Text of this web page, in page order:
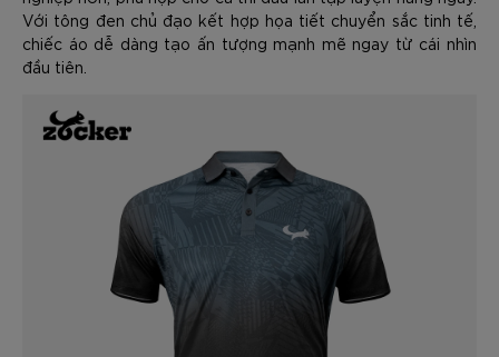
Với tông đen chủ đạo kết hợp họa tiết chuyển sắc tinh tế,
chiếc áo dễ dàng tạo ấn tượng mạnh mẽ ngay từ cái nhìn
đầu tiên.